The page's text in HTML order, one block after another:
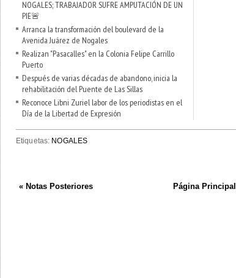
NOGALES; TRABAJADOR SUFRE AMPUTACIÓN DE UN
PIE🚨
Arranca la transformación del boulevard de la
Avenida Juárez de Nogales
Realizan "Pasacalles" en la Colonia Felipe Carrillo
Puerto
Después de varias décadas de abandono, inicia la
rehabilitación del Puente de Las Sillas
Reconoce Libni Zuriel labor de los periodistas en el
Día de la Libertad de Expresión
Etiquetas: NOGALES
« Notas Posteriores Página Principal